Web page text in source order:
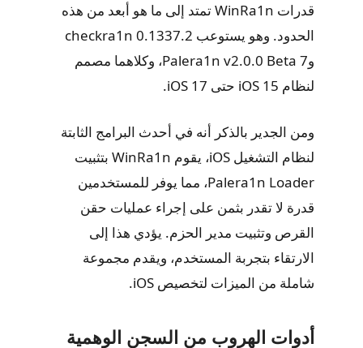
قدرات WinRa1n تمتد إلى ما هو أبعد من هذه
الحدود. وهو يستوعب checkra1n 0.1337.2
وPalera1n v2.0.0 Beta 7، وكلاهما مصمم
لنظام iOS 15 حتى iOS 17.
ومن الجدير بالذكر أنه في أحدث البرامج الثابتة
لنظام التشغيل iOS، يقوم WinRa1n بتثبيت
Palera1n Loader، مما يوفر للمستخدمين
قدرة لا تقدر بثمن على إجراء عمليات حقن
القرص وتثبيت مدير الحزم. يؤدي هذا إلى
الارتقاء بتجربة المستخدم، ويقدم مجموعة
شاملة من الميزات لتخصيص iOS.
أدوات الهروب من السجن الوهمية